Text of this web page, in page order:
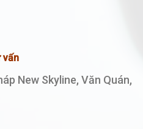
vấn
New Skyline, Văn Quán,